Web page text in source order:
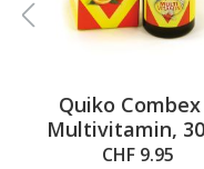
out of 5 starsQuiko Combex
Multivitamin,
CHF 9.95